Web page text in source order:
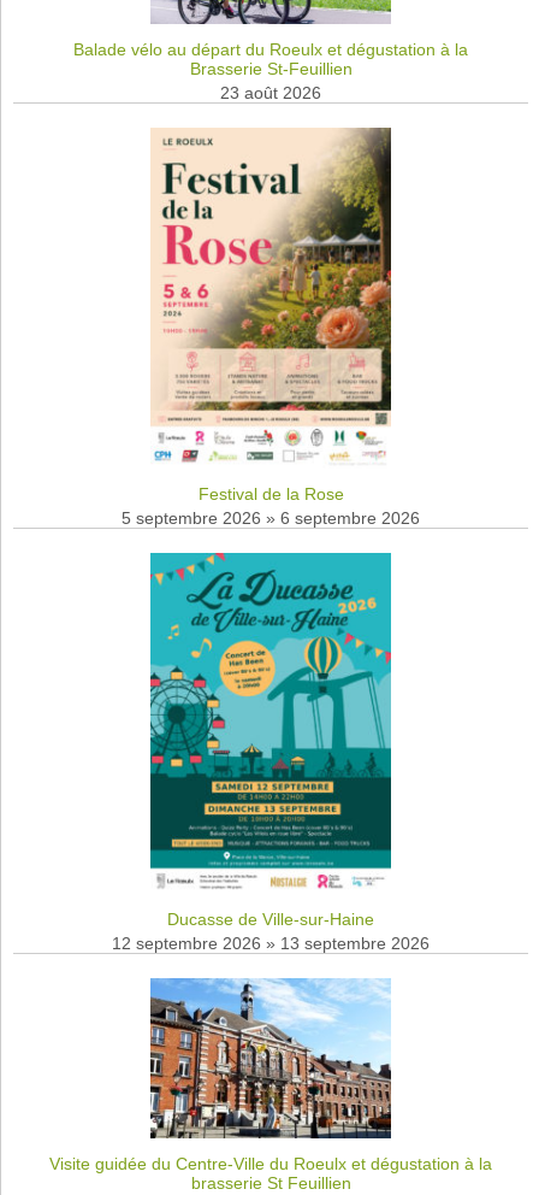
Balade vélo au départ du Roeulx et dégustation à la
Brasserie St-Feuillien
23 août 2026
Festival de la Rose
5 septembre 2026 » 6 septembre 2026
Ducasse de Ville-sur-Haine
12 septembre 2026 » 13 septembre 2026
Visite guidée du Centre-Ville du Roeulx et dégustation à la
brasserie St Feuillien